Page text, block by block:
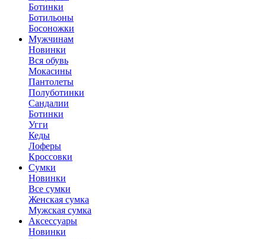
Ботинки
Ботильоны
Босоножки
Мужчинам
Новинки
Вся обувь
Мокасины
Пантолеты
Полуботинки
Сандалии
Ботинки
Угги
Кеды
Лоферы
Кроссовки
Сумки
Новинки
Все сумки
Женская сумка
Мужская сумка
Аксессуары
Новинки